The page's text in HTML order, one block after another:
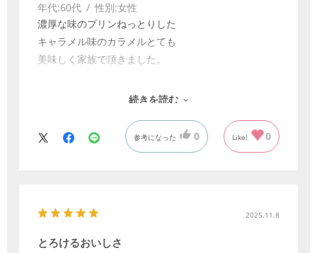
年代:60代 性別:女性
濃厚な味のプリンねっとりした
キャラメル味のカラメルとても
美味しく家族で頂きました。
続きを読む
参考になった 0 Like! 0
2025.11.8
とろけるおいしさ